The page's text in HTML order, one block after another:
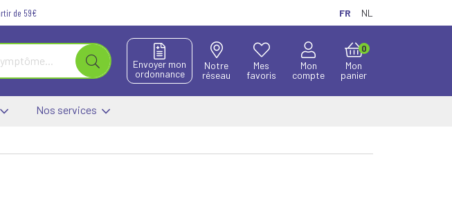
de 59€ FR NL
Notre
réseau
Envoyer mon
ordonnance
Mes
favoris
Mon
compte
Mon
panier
0
Nos services